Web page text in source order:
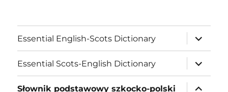
Essential English-Scots Dictionary
expand
child
menu
Essential Scots-English Dictionary
expand
child
menu
Słownik podstawowy szkocko-polski
expand